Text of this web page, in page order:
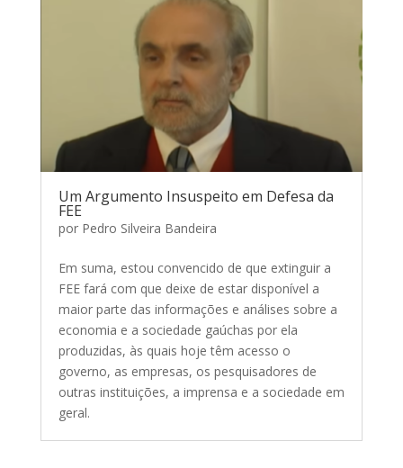
Um Argumento Insuspeito em Defesa da
FEE
por Pedro Silveira Bandeira
Em suma, estou convencido de que extinguir a
FEE fará com que deixe de estar disponível a
maior parte das informações e análises sobre a
economia e a sociedade gaúchas por ela
produzidas, às quais hoje têm acesso o
governo, as empresas, os pesquisadores de
outras instituições, a imprensa e a sociedade em
geral.